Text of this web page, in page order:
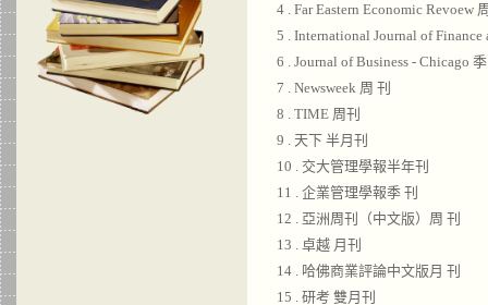
4 . Far Eastern Economic Revoew
5 . International Journal of Finance
6 . Journal of Business - Chicago
7 . Newsweek 周 刊
8 . TIME 周刊
9 . 天下 半月刊
10 . 交大管理學報半年刊
11 . 企業管理學報季 刊
12 . 亞洲周刊（中文版）周 刊
13 . 卓越 月刊
14 . 哈佛商業評論中文版月 刊
15 . 研考 雙月刊